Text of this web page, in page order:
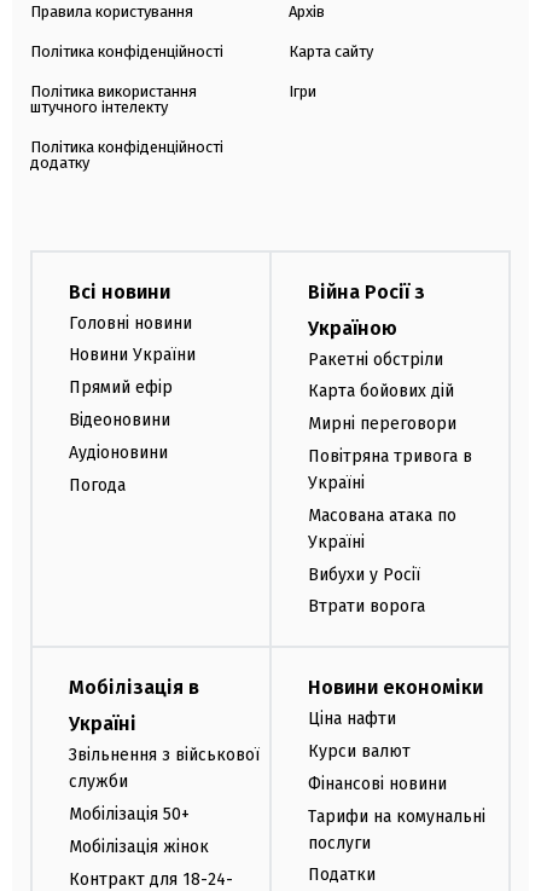
Правила користування
Політика конфіденційності
Політика використання
штучного інтелекту
Політика конфіденційності
додатку
Архів
Карта сайту
Ігри
Всі новини
Головні новини
Новини України
Прямий ефір
Відеоновини
Аудіоновини
Погода
Війна Росії з
Україною
Ракетні обстріли
Карта бойових дій
Мирні переговори
Повітряна тривога в
Україні
Масована атака по
Україні
Вибухи у Росії
Втрати ворога
Мобілізація в
Україні
Звільнення з військової
служби
Мобілізація 50+
Мобілізація жінок
Контракт для 18-24-
Новини економіки
Ціна нафти
Курси валют
Фінансові новини
Тарифи на комунальні
послуги
Податки